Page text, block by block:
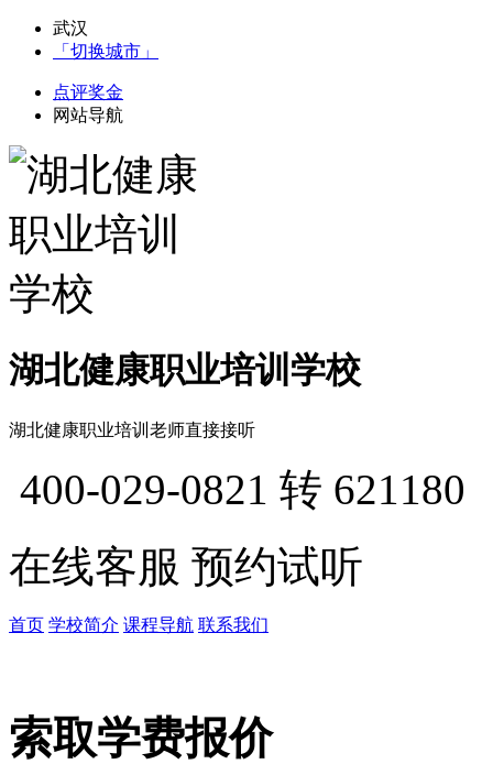
武汉
「切换城市」
点评奖金
网站导航
湖北健康职业培训学校
湖北健康职业培训老师直接接听
400-029-0821 转 621180
在线客服 预约试听
首页 学校简介 课程导航 联系我们
索取学费报价